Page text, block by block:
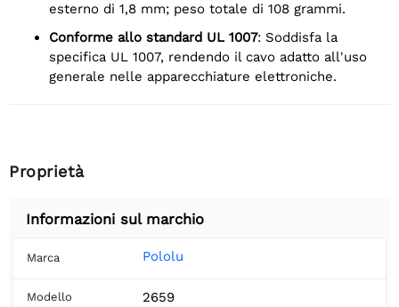
esterno di 1,8 mm; peso totale di 108 grammi.
Conforme allo standard UL 1007: Soddisfa la
specifica UL 1007, rendendo il cavo adatto all'uso
generale nelle apparecchiature elettroniche.
Proprietà
Informazioni sul marchio
Marca Pololu
Modello 2659